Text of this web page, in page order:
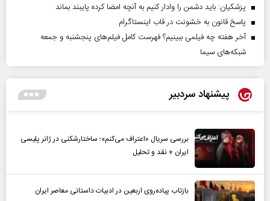
پزشکیان: باید دشمن را وادار کنیم به آنچه امضا کرده پایبند بماند
پاسخ قانون به خشونت در قاب اینستاگرام
آخر هفته چه فیلمی ببینیم؟ فهرست کامل فیلم‌های پنجشنبه و جمعه
شبکه‌های سیما
پیشنهاد سردبیر
بررسی سریال «اعتراف می‌کنم»؛ ساختارشکنی در ژانر پلیسی
ایران + نقد و تحلیل
بازتاب پیاده‌روی اربعین در ادبیات داستانی معاصر ایران